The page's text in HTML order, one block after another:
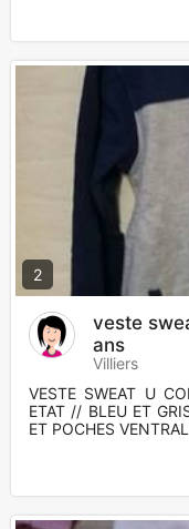
2
veste
ans
Villiers
VESTE SWEAT U
ETAT // BLEU ET
ET POCHES